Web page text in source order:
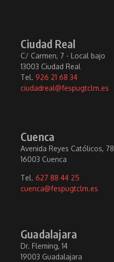
Ciudad Real
C/ Carmen, 7 - Local bajo
13003 Ciudad Real
Tel. 926 21 68 34
ciudadreal@fespugtclm.es
Cuenca
Avenida Reyes Católicos, 78
16003 Cuenca
Tel. 627 88 44 25
cuenca@fespugtclm.es
Guadalajara
Dr. Fleming, 14
19003 Guadalajara